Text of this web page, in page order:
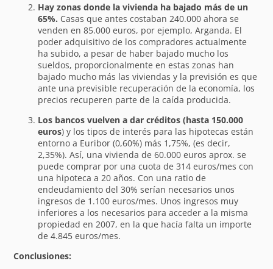
Hay zonas donde la vivienda ha bajado más de un
65%. Casas que antes costaban 240.000 ahora se
venden en 85.000 euros, por ejemplo, Arganda. El
poder adquisitivo de los compradores actualmente
ha subido, a pesar de haber bajado mucho los
sueldos, proporcionalmente en estas zonas han
bajado mucho más las viviendas y la previsión es que
ante una previsible recuperación de la economía, los
precios recuperen parte de la caída producida.
Los bancos vuelven a dar créditos (hasta 150.000
euros) y los tipos de interés para las hipotecas están
entorno a Euribor (0,60%) más 1,75%, (es decir,
2,35%). Así, una vivienda de 60.000 euros aprox. se
puede comprar por una cuota de 314 euros/mes con
una hipoteca a 20 años. Con una ratio de
endeudamiento del 30% serían necesarios unos
ingresos de 1.100 euros/mes. Unos ingresos muy
inferiores a los necesarios para acceder a la misma
propiedad en 2007, en la que hacía falta un importe
de 4.845 euros/mes.
Conclusiones: